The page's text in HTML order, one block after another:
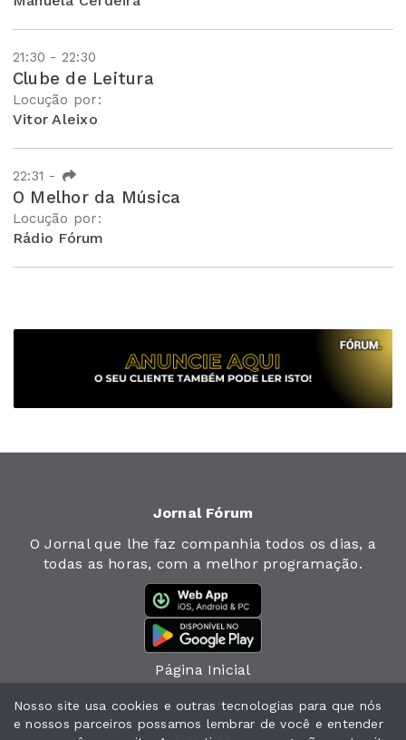
21:30 - 22:30
Clube de Leitura
Locução por:
Vitor Aleixo
22:31 -
O Melhor da Música
Locução por:
Rádio Fórum
Jornal Fórum
O Jornal que lhe faz companhia todos os dias, a
todas as horas, com a melhor programação.
Página Inicial
Jornal
Nosso site usa cookies e outras tecnologias para que nós
e nossos parceiros possamos lembrar de você e entender